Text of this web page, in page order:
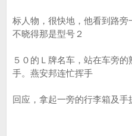
标人物，很快地，他看到路
不晓得那是型号２
５０的Ｌ牌名车，站在车旁
手。燕安邦连忙挥手
回应，拿起一旁的行李箱及手